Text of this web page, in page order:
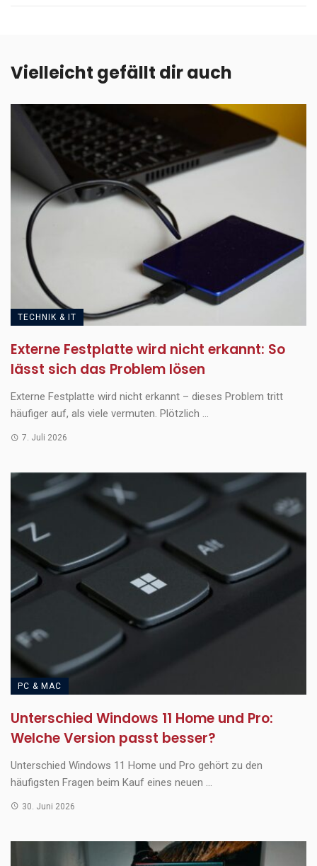
Vielleicht gefällt dir auch
TECHNIK & IT
Externe Festplatte wird nicht erkannt: So
lässt sich das Problem lösen
Externe Festplatte wird nicht erkannt – dieses Problem tritt
häufiger auf, als viele vermuten. Plötzlich ...
7. Juli 2026
PC & MAC
Unterschied Windows 11 Home und Pro:
Welche Version passt besser?
Unterschied Windows 11 Home und Pro gehört zu den
häufigsten Fragen beim Kauf eines neuen ...
30. Juni 2026